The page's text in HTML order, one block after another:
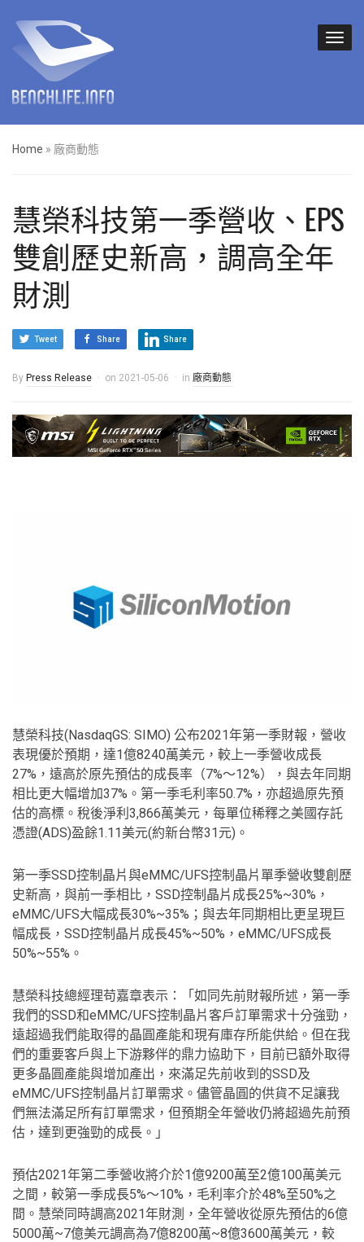
Home » 廠商動態
慧榮科技第一季營收、EPS
雙創歷史新高，調高全年
財測
Tweet Share Share
By Press Release on 2021-05-06 in 廠商動態
慧榮科技(NasdaqGS: SIMO) 公布2021年第一季財報，營收
表現優於預期，達1億8240萬美元，較上一季營收成長
27%，遠高於原先預估的成長率（7%～12%），與去年同期
相比更大幅增加37%。第一季毛利率50.7%，亦超過原先預
估的高標。稅後淨利3,866萬美元，每單位稀釋之美國存託
憑證(ADS)盈餘1.11美元(約新台幣31元)。
第一季SSD控制晶片與eMMC/UFS控制晶片單季營收雙創歷
史新高，與前一季相比，SSD控制晶片成長25%~30%，
eMMC/UFS大幅成長30%~35%；與去年同期相比更呈現巨
幅成長，SSD控制晶片成長45%~50%，eMMC/UFS成長
50%~55%。
慧榮科技總經理苟嘉章表示：「如同先前財報所述，第一季
我們的SSD和eMMC/UFS控制晶片客戶訂單需求十分強勁，
遠超過我們能取得的晶圓產能和現有庫存所能供給。但在我
們的重要客戶與上下游夥伴的鼎力協助下，目前已額外取得
更多晶圓產能與增加產出，來滿足先前收到的SSD及
eMMC/UFS控制晶片訂單需求。儘管晶圓的供貨不足讓我
們無法滿足所有訂單需求，但預期全年營收仍將超過先前預
估，達到更強勁的成長。」
預估2021年第二季營收將介於1億9200萬至2億100萬美元
之間，較第一季成長5%～10%，毛利率介於48%至50%之
間。慧榮同時調高2021年財測，全年營收從原先預估的6億
5000萬~7億美元調高為7億8200萬~8億3600萬美元，較